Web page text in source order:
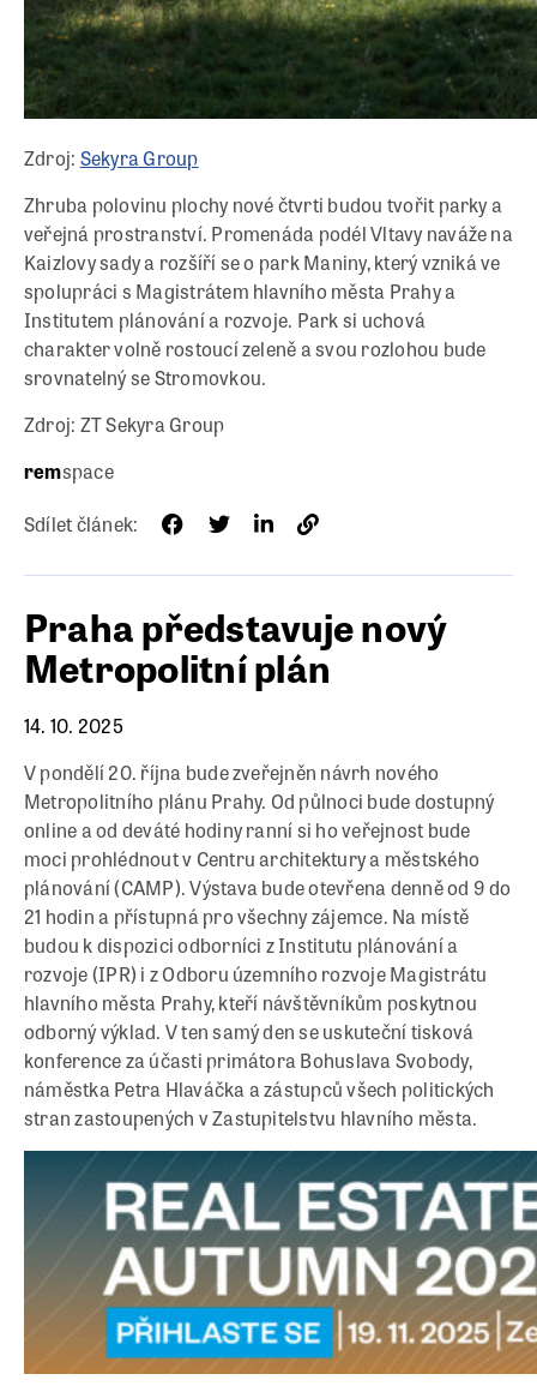
Zdroj: Sekyra Group
Zhruba polovinu plochy nové čtvrti budou tvořit parky a
veřejná prostranství. Promenáda podél Vltavy naváže na
Kaizlovy sady a rozšíří se o park Maniny, který vzniká ve
spolupráci s Magistrátem hlavního města Prahy a
Institutem plánování a rozvoje. Park si uchová
charakter volně rostoucí zeleně a svou rozlohou bude
srovnatelný se Stromovkou.
Zdroj: ZT Sekyra Group
remspace
Sdílet článek:
Praha představuje nový
Metropolitní plán
14. 10. 2025
V pondělí 20. října bude zveřejněn návrh nového
Metropolitního plánu Prahy. Od půlnoci bude dostupný
online a od deváté hodiny ranní si ho veřejnost bude
moci prohlédnout v Centru architektury a městského
plánování (CAMP). Výstava bude otevřena denně od 9 do
21 hodin a přístupná pro všechny zájemce. Na místě
budou k dispozici odborníci z Institutu plánování a
rozvoje (IPR) i z Odboru územního rozvoje Magistrátu
hlavního města Prahy, kteří návštěvníkům poskytnou
odborný výklad. V ten samý den se uskuteční tisková
konference za účasti primátora Bohuslava Svobody,
náměstka Petra Hlaváčka a zástupců všech politických
stran zastoupených v Zastupitelstvu hlavního města.